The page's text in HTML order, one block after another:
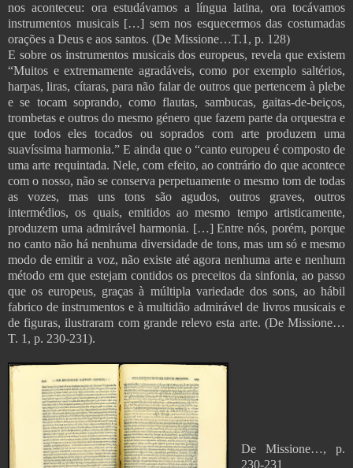
nos aconteceu: ora estudávamos a língua latina, ora tocávamos
instrumentos musicais […] sem nos esquecermos das costumadas
orações a Deus e aos santos. (De Missione…T.1, p. 128)
E sobre os instrumentos musicais dos europeus, revela que existem
“Muitos e extremamente agradáveis, como por exemplo saltérios,
harpas, liras, cítaras, para não falar de outros que pertencem à plebe
e se tocam soprando, como flautas, sambucas, gaitas-de-beiços,
trombetas e outros do mesmo género que fazem parte da orquestra e
que todos eles tocados ou soprados com arte produzem uma
suavíssima harmonia.” E ainda que o “canto europeu é composto de
uma arte requintada. Nele, com efeito, ao contrário do que acontece
com o nosso, não se conserva perpetuamente o mesmo tom de todas
as vozes, mas uns tons são agudos, outros graves, outros
intermédios, os quais, emitidos ao mesmo tempo artisticamente,
produzem uma admirável harmonia. […] Entre nós, porém, porque
no canto não há nenhuma diversidade de tons, mas um só e mesmo
modo de emitir a voz, não existe até agora nenhuma arte e nenhum
método em que estejam contidos os preceitos da sinfonia, ao passo
que os europeus, graças à múltipla variedade dos sons, ao hábil
fabrico de instrumentos e à multidão admirável de livros musicais e
de figuras, ilustraram com grande relevo esta arte. (De Missione…
T. 1, p. 230-231).
De Missione…, p.
230-231